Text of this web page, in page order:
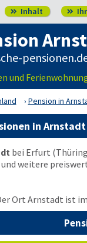
 Inhalt 
und
Pension in
in Arnstadt
bei Erfurt
weitere
Ort Arnstadt ist